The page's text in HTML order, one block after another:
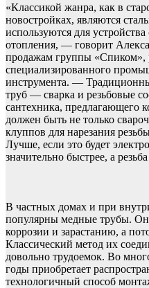
«Классикой жанра, как в
новостройках, являются
используются для
отопления, — говорит
продажам группы «Спиком»,
специализированного
инструмента. —
труб — сварка и резьбовые
сантехника, предлагающего
должен быть не только
клуппов для нарезания
Лучше, если это будет
значительно быстрее, а
В частных домах и при
популярны медные трубы.
коррозии и зарастанию, а
Классический метод их
довольно трудоемок. Во
годы приобретает
технологичный способ